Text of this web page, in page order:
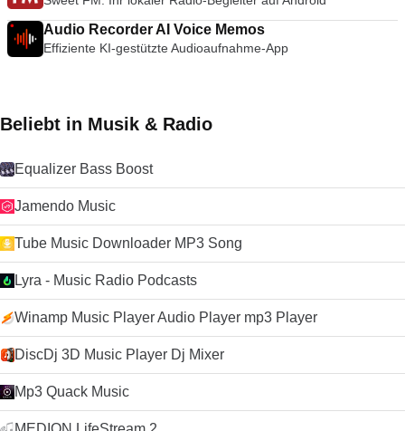
Audio Recorder AI Voice Memos
Effiziente KI-gestützte Audioaufnahme-App
Beliebt in Musik & Radio
Equalizer Bass Boost
Jamendo Music
Tube Music Downloader MP3 Song
Lyra - Music Radio Podcasts
Winamp Music Player Audio Player mp3 Player
DiscDj 3D Music Player Dj Mixer
Mp3 Quack Music